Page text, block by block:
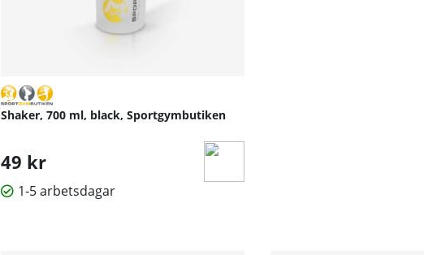
Shaker, 700 ml, black, Sportgymbutiken
49 kr
1-5 arbetsdagar